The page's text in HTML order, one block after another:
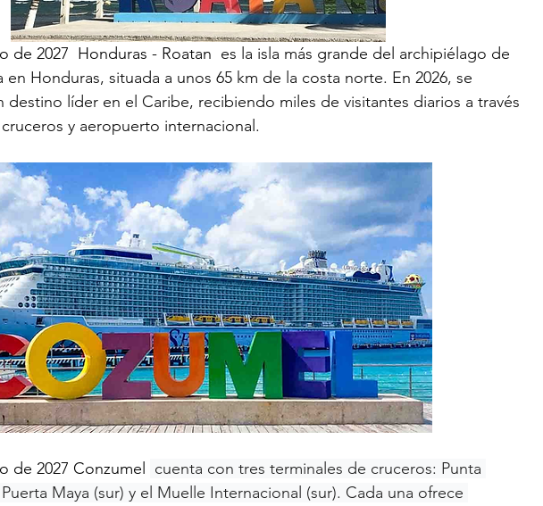
de 2027  Honduras - Roatan es la isla más grande del archipiélago de
en Honduras, situada a unos 65 km de la costa norte. En 2026, se
destino líder en el Caribe, recibiendo miles de visitantes diarios a través
y aeropuerto internacional.
de 2027 Conzumel
cuenta con tres terminales de cruceros: Punta
Maya (sur) y el Muelle Internacional (sur). Cada una ofrece